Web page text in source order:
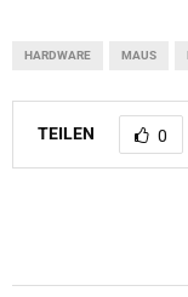
HARDWARE MAUS
TEILEN 0